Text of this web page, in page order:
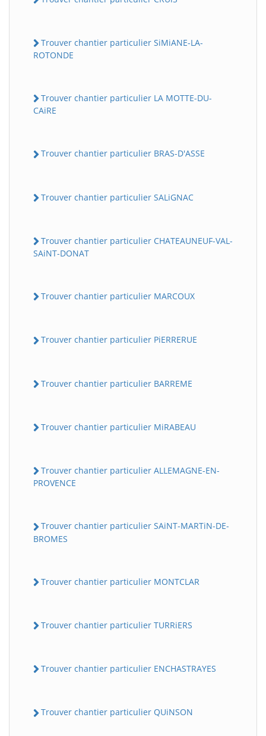
Trouver chantier particulier SiMiANE-LA-
ROTONDE
Trouver chantier particulier LA MOTTE-DU-
CAiRE
Trouver chantier particulier BRAS-D'ASSE
Trouver chantier particulier SALiGNAC
Trouver chantier particulier CHATEAUNEUF-VAL-
SAiNT-DONAT
Trouver chantier particulier MARCOUX
Trouver chantier particulier PiERRERUE
Trouver chantier particulier BARREME
Trouver chantier particulier MiRABEAU
Trouver chantier particulier ALLEMAGNE-EN-
PROVENCE
Trouver chantier particulier SAiNT-MARTiN-DE-
BROMES
Trouver chantier particulier MONTCLAR
Trouver chantier particulier TURRiERS
Trouver chantier particulier ENCHASTRAYES
Trouver chantier particulier QUiNSON